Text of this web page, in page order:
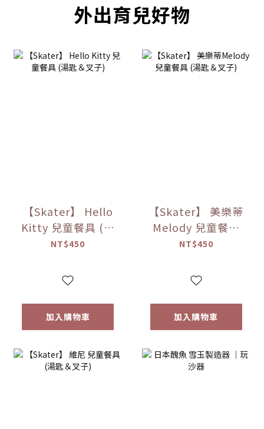
外出育兒好物
【Skater】 Hello
Kitty 兒童餐具 (湯
匙＆叉子)
NT$450
加入購物車
【Skater】 美樂蒂
Melody 兒童餐具
(湯匙＆叉子)
NT$450
加入購物車